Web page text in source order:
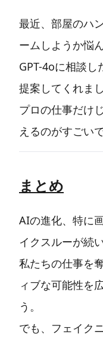
最近、部屋のハ
ームしようか悩
GPT-4oに相談
提案してくれま
プロの仕事だけ
えるのがすごい
まとめ
AIの進化、特に
イクスルーが続
私たちの仕事を
ィブな可能性を
う。
でも、フェイク